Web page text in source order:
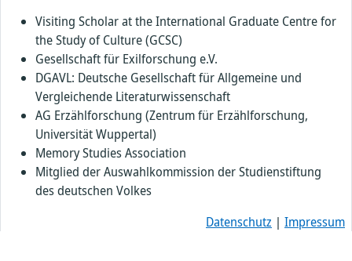
Visiting Scholar at the International Graduate Centre for
the Study of Culture (GCSC)
Gesellschaft für Exilforschung e.V.
DGAVL: Deutsche Gesellschaft für Allgemeine und
Vergleichende Literaturwissenschaft
AG Erzählforschung (Zentrum für Erzählforschung,
Universität Wuppertal)
Memory Studies Association
Mitglied der Auswahlkommission der Studienstiftung
des deutschen Volkes
Datenschutz | Impressum